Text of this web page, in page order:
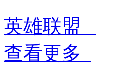
英雄联盟
查看更多